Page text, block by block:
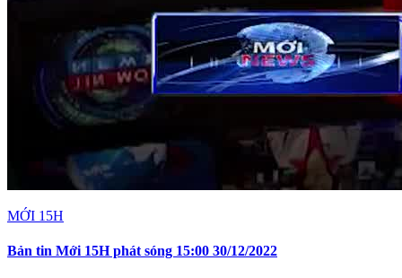
MỚI 15H
Bản tin Mới 15H phát sóng 15:00 30/12/2022